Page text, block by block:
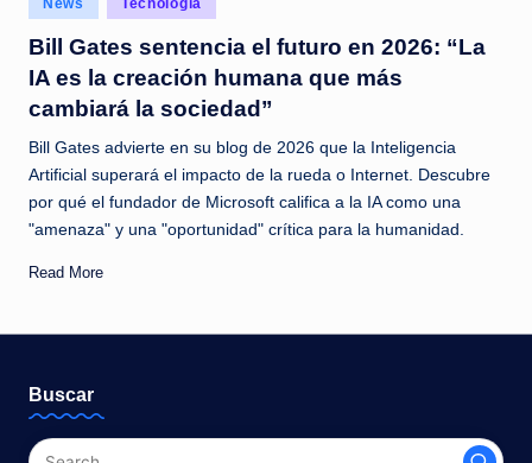
c
i
a
a
l
n
s
a
n
in
News Tecnología
Bill Gates sentencia el futuro en 2026: “La
IA es la creación humana que más
cambiará la sociedad”
Bill Gates advierte en su blog de 2026 que la Inteligencia
Artificial superará el impacto de la rueda o Internet. Descubre
por qué el fundador de Microsoft califica a la IA como una
"amenaza" y una "oportunidad" crítica para la humanidad.
Read More
Buscar